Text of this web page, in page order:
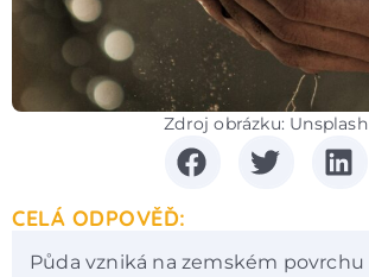
Zdroj obrázku: Unsplash
CELÁ ODPOVĚĎ:
Půda vzniká na zemském povrchu